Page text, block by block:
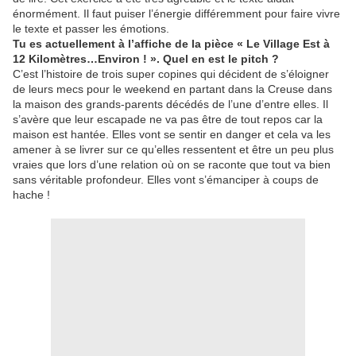
énormément. Il faut puiser l’énergie différemment pour faire vivre
le texte et passer les émotions.
Tu es actuellement à l’affiche de la pièce « Le Village Est à
12 Kilomètres…Environ ! ». Quel en est le pitch ?
C’est l’histoire de trois super copines qui décident de s’éloigner
de leurs mecs pour le weekend en partant dans la Creuse dans
la maison des grands-parents décédés de l’une d’entre elles. Il
s’avère que leur escapade ne va pas être de tout repos car la
maison est hantée. Elles vont se sentir en danger et cela va les
amener à se livrer sur ce qu’elles ressentent et être un peu plus
vraies que lors d’une relation où on se raconte que tout va bien
sans véritable profondeur. Elles vont s’émanciper à coups de
hache !